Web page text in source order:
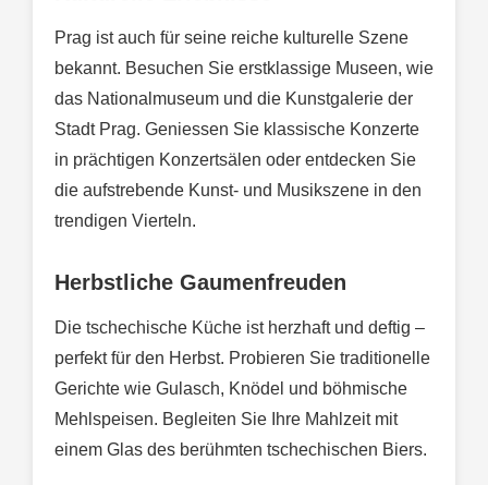
Prag ist auch für seine reiche kulturelle Szene
bekannt. Besuchen Sie erstklassige Museen, wie
das Nationalmuseum und die Kunstgalerie der
Stadt Prag. Geniessen Sie klassische Konzerte
in prächtigen Konzertsälen oder entdecken Sie
die aufstrebende Kunst- und Musikszene in den
trendigen Vierteln.
Herbstliche Gaumenfreuden
Die tschechische Küche ist herzhaft und deftig –
perfekt für den Herbst. Probieren Sie traditionelle
Gerichte wie Gulasch, Knödel und böhmische
Mehlspeisen. Begleiten Sie Ihre Mahlzeit mit
einem Glas des berühmten tschechischen Biers.